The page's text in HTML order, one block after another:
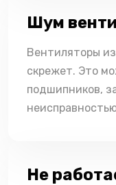
Шум
Вентиляторы
скрежет. Это
подшипников,
Не